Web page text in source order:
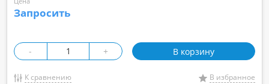
Запросить
- + В корзину
К сравнению
В избранное